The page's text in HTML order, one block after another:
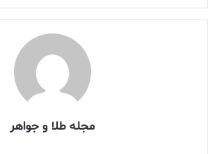
ایجاد فضایی اختصاصی و تیمی مجرب سـعی بر آن
انتخاب را برای مشتریان گرامی آسان نماید تا
را برگزینند. هادی خوشبخت موسس و بنیانگذار
است. ایشان از جوانی بـه حرفـه پدرشـان زنـده
کـه هفتـاد سـال در صنعـت طلا و جواهـر تجربـه و
تخصص راه پدر را ادامه داد. هـادی خوشـبخت در
مجله طلا و جواهر